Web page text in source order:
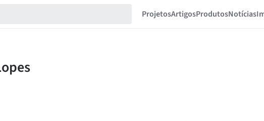
ProjetosArtigosProdutosNotícias